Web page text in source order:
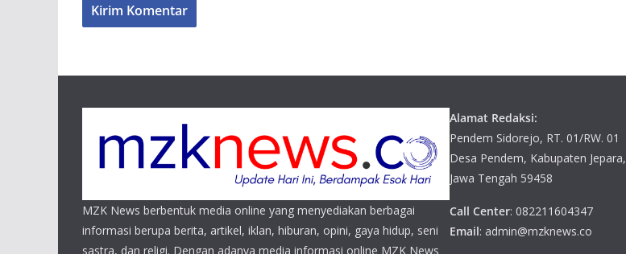
MZK News berbentuk media online yang menyediakan berbagai
informasi berupa berita, artikel, iklan, hiburan, opini, gaya hidup, seni
sastra, dan religi. Dengan adanya media informasi online MZK News
Alamat Redaksi:
Pendem Sidorejo, RT. 01/RW. 01
Desa Pendem, Kabupaten Jepara,
Jawa Tengah 59458
Call Center: 082211604347
Email: admin@mzknews.co